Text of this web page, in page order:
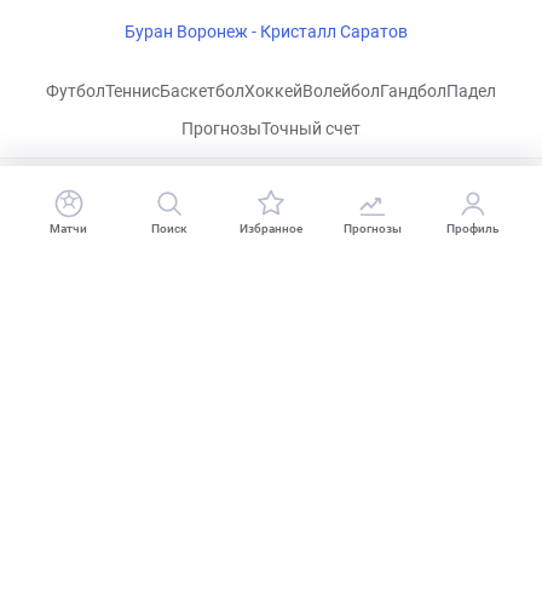
Буран Воронеж - Кристалл Саратов
ФутболТеннисБаскетболХоккейВолейболГандболПадел
ПрогнозыТочный счет
CHECKLIVE
Матчи Поиск Избранное Прогнозы Профиль